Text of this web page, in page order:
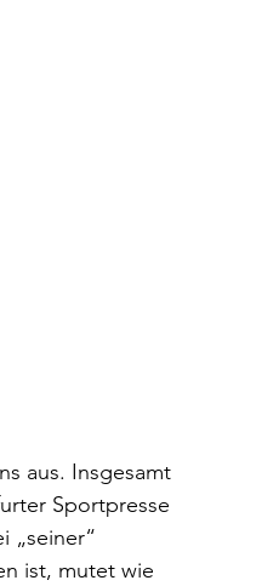
aus. Insgesamt
Sportpresse
„seiner“
ist, mutet wie